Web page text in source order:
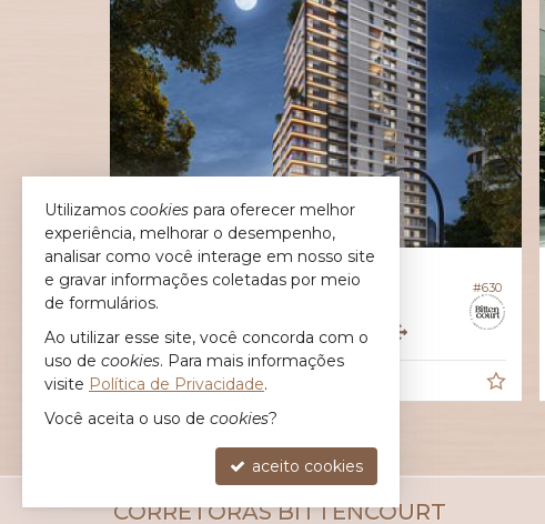
#617
JOINVILLE - ATIRADORES
4 5 5 352, 73 250,
R$ 2.570.000,
CORRETORAS BITTENCOURT
Utilizamos cookies para oferecer melhor
experiência, melhorar o desempenho,
analisar como você interage em nosso site
e gravar informações coletadas por meio
de formulários.
Ao utilizar esse site, você concorda com o
uso de cookies. Para mais informações
visite Política de Privacidade.
Você aceita o uso de cookies?
aceito cookies